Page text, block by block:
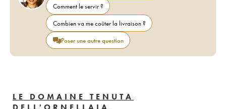
Comment le servir ?
Combien va me coûter la livraison ?
Poser une autre question
LE DOMAINE TENUTA